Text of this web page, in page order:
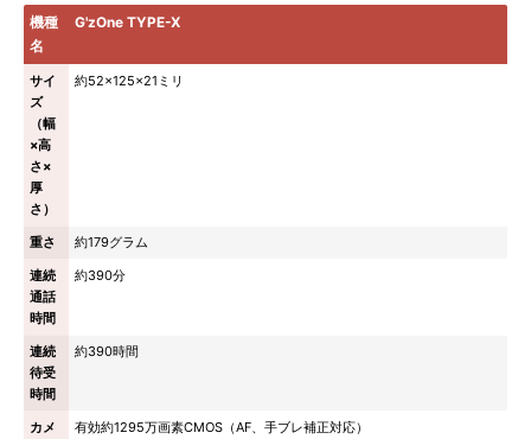
機種
名
G'zOne TYPE-X
サイ
ズ
（幅
×高
さ×
厚
さ）
約52×125×21ミリ
重さ
約179グラム
連続
通話
時間
約390分
連続
待受
時間
約390時間
カメ
有効約1295万画素CMOS（AF、手ブレ補正対応）